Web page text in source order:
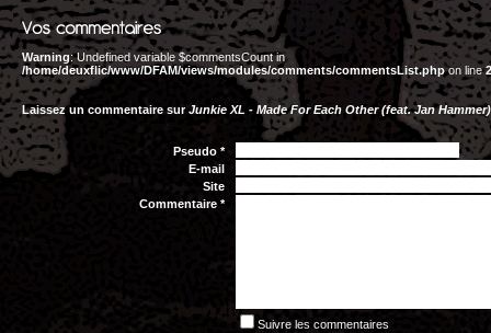
Warning: Undefined variable $commentsCount in
/home/deuxflic/www/DFAM/views/modules/comments/commentsList.phpon line2
Laissez un commentaire surJunkie XL - Made For Each Other (feat. Jan Hammer)
Pseudo *
E-mail
Site
Commentaire *
Suivre les commentaires